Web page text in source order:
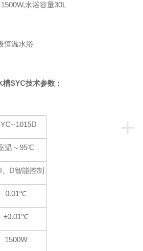
1500W,水浴容量30L
SYC技术参数：
+
--1015D
温～95℃
I D智能控制
0.01℃
±0.01℃
1500W